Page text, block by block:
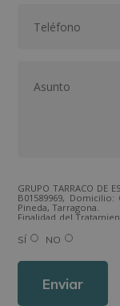
GRUPO TARRACO DE
B01589969,
Pineda, Tarragona.
Finalidad del
los productos
interés.
Derechos: Puede
Para más información
SÍ NO